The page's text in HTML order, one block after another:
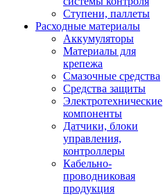
Ступени, паллеты
Расходные материалы
Аккумуляторы
Материалы для
крепежа
Смазочные средства
Средства защиты
Электротехнические
компоненты
Датчики, блоки
управления,
контроллеры
Кабельно-
проводниковая
продукция